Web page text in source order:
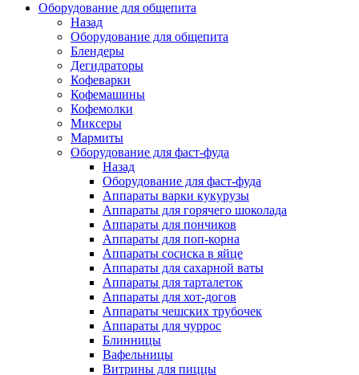
Оборудование для общепита
Назад
Оборудование для общепита
Блендеры
Дегидраторы
Кофеварки
Кофемашины
Кофемолки
Миксеры
Мармиты
Оборудование для фаст-фуда
Назад
Оборудование для фаст-фуда
Аппараты варки кукурузы
Аппараты для горячего шоколада
Аппараты для пончиков
Аппараты для поп-корна
Аппараты сосиска в яйце
Аппараты для сахарной ваты
Аппараты для тарталеток
Аппараты для хот-догов
Аппараты чешских трубочек
Аппараты для чуррос
Блинницы
Вафельницы
Витрины для пиццы